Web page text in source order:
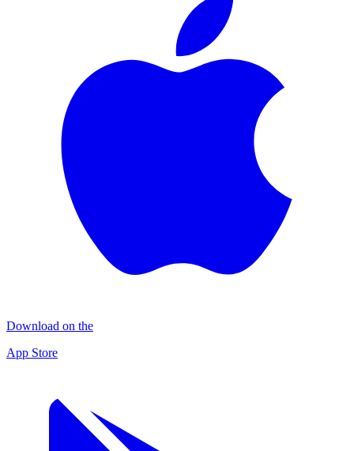
Download on the
App Store